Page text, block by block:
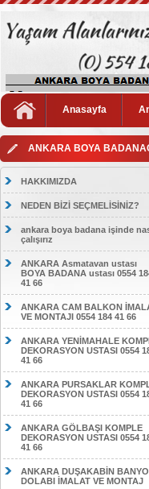
Anasayfa
ANKARA BOYA
HAKKIMIZDA
NEDEN BİZİ SEÇMELİSİNİZ?
ankara boya badana işinde
çalışırız
ANKARA Asmatavan ustası
BOYA BADANA ustası 0554
41 66
ANKARA CAM BALKON
VE MONTAJI 0554 184 41 66
ANKARA YENİMAHALE
DEKORASYON USTASI 0554
41 66
ANKARA PURSAKLAR
DEKORASYON USTASI 0554
41 66
ANKARA GÖLBAŞI KOMPLE
DEKORASYON USTASI 0554
41 66
ANKARA DUŞAKABİN BANYO
DOLABI İMALAT VE MONTAJ